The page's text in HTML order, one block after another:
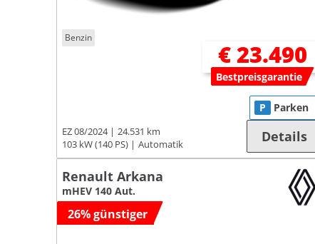
Benzin
€ 23.490
Bestpreisgarantie
EZ 08/2024
24.531 km
103 kW (140 PS)
Automatik
P Parken
Details
Renault Arkana
mHEV 140 Aut.
26% günstiger